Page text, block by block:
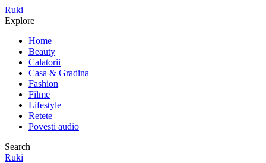
Meniu
Ruki
Cauta
Explore
Home
Beauty
Calatorii
Casa & Gradina
Fashion
Filme
Lifestyle
Retete
Povesti audio
Search
Ruki